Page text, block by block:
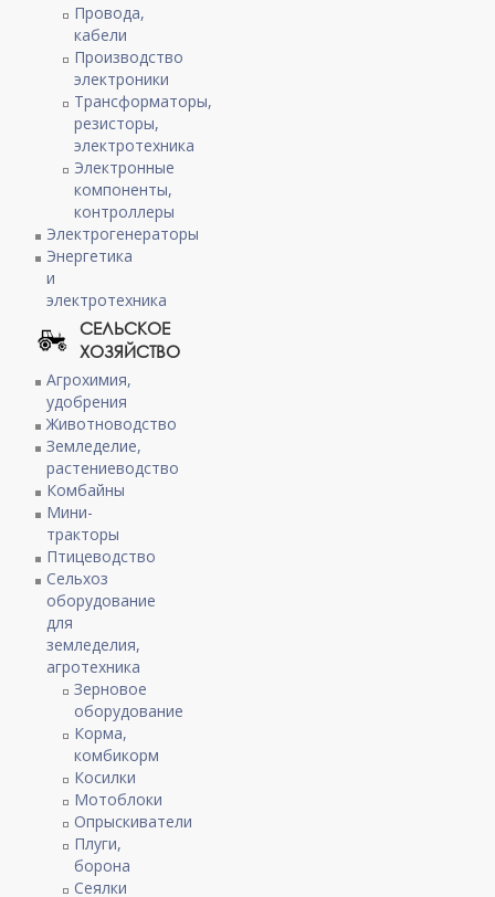
Провода,
кабели
Производство
электроники
Трансформаторы,
резисторы,
электротехника
Электронные
компоненты,
контроллеры
Электрогенераторы
Энергетика
и
электротехника
СЕЛЬСКОЕ
ХОЗЯЙСТВО
Агрохимия,
удобрения
Животноводство
Земледелие,
растениеводство
Комбайны
Мини-
тракторы
Птицеводство
Сельхоз
оборудование
для
земледелия,
агротехника
Зерновое
оборудование
Корма,
комбикорм
Косилки
Мотоблоки
Опрыскиватели
Плуги,
борона
Сеялки